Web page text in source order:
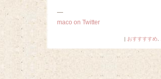
—
maco on Twitter
| おすすすすめ